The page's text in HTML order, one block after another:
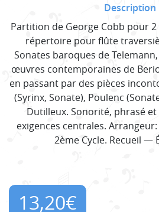
Description
Partition de George Cobb pour
répertoire pour flûte
Sonates baroques de
œuvres contemporaines de
en passant par des pièces
(Syrinx, Sonate), Poulenc
Dutilleux. Sonorité, phrasé
exigences centrales.
2ème Cycle. Recueil —
13,20€